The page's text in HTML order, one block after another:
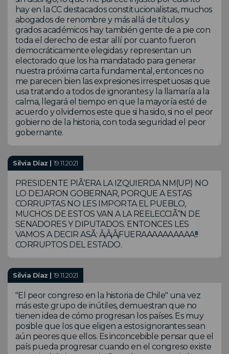
hay en la CC destacados constitucionalistas, muchos
abogados de renombre y más allá de títulos y
grados académicos hay también gente de a pie con
toda el derecho de estar allí por cuanto fueron
democráticamente elegidas y representan un
electorado que los ha mandatado para generar
nuestra próxima carta fundamental, entonces no
me parecen bien las expresiones irrespetuosas que
usa tratando a todos de ignorantes y la llamaría a la
calma, llegará el tiempo en que la mayoría esté de
acuerdo y olvidemos este que si ha sido, si no el peor
gobierno de la historia, con toda seguridad el peor
gobernante.
Silvia Díaz | 19.11.2021
PRESIDENTE PIÃ‘ERA LA IZQUIERDA NM(UP) NO
LO DEJARON GOBERNAR, PORQUE A ESTAS
CORRUPTAS NO LES IMPORTA EL PUEBLO,
MUCHOS DE ESTOS VAN A LA REELECCIÃ“N DE
SENADORES Y DIPUTADOS. ENTONCES LES
VAMOS A DECIR ASÃ: Â¡Â¡Â¡FUERAAAAAAAAAA!!!
CORRUPTOS DEL ESTADO.
Silvia Díaz | 19.11.2021
"El peor congreso en la historia de Chile" una vez
más este grupo de inútiles, demuestran que no
tienen idea de cómo progresan los países. Es muy
posible que los que eligen a estos ignorantes sean
aún peores que ellos. Es inconcebible pensar que el
país pueda progresar cuando en el congreso existe